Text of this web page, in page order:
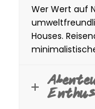
Wer Wert auf
Houses.